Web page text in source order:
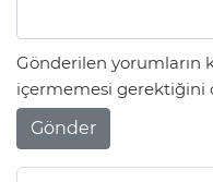
Gönderilen yorumların
içermemesi gerektiğini
Gönder